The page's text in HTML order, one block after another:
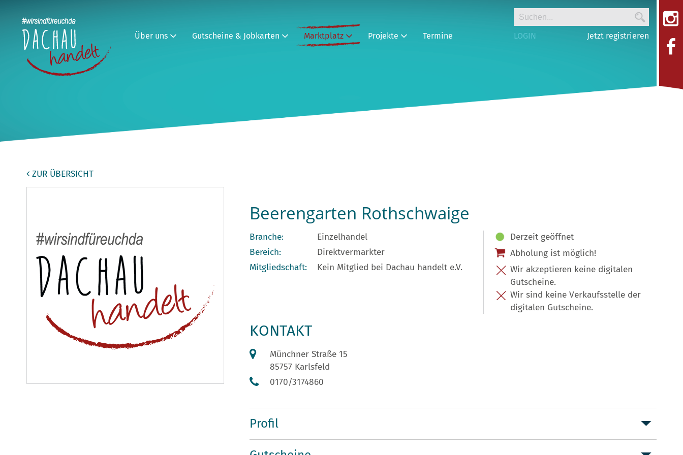
Über uns Gutscheine & Jobkarten Marktplatz Projekte Termine Jetzt registrieren
LOGIN
ZUR ÜBERSICHT
Beerengarten Rothschwaige
Derzeit geöffnet
Abholung ist möglich!
Wir akzeptieren keine digitalen
Gutscheine.
Wir sind keine Verkaufsstelle der
digitalen Gutscheine.
Branche:
Einzelhandel
Bereich:
Direktvermarkter
Mitgliedschaft:
Kein Mitglied bei Dachau handelt e.V.
KONTAKT
Münchner Straße 15
85757 Karlsfeld
0170/3174860
Profil